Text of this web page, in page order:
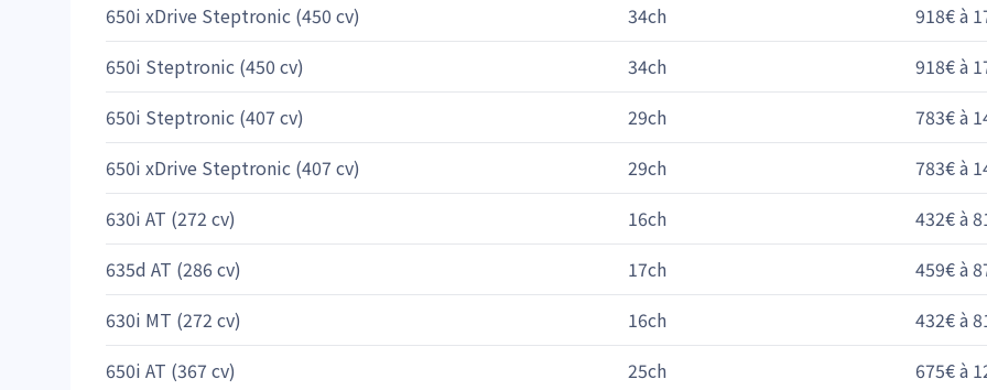
650i xDrive Steptronic (450 cv)
34ch
918€ à
650i Steptronic (450 cv)
34ch
918€ à
650i Steptronic (407 cv)
29ch
783€ à
650i xDrive Steptronic (407 cv)
29ch
783€ à
630i AT (272 cv)
16ch
432€ à
635d AT (286 cv)
17ch
459€ à
630i MT (272 cv)
16ch
432€ à
650i AT (367 cv)
25ch
675€ à